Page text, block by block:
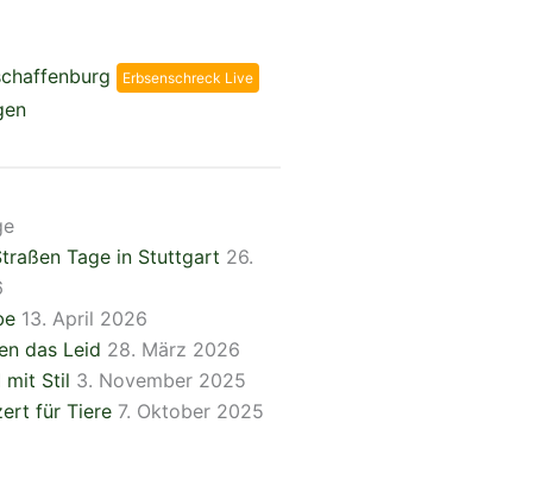
Erbsenschreck Live
Tage in Stuttgart 26.
13. April 2026
das Leid 28. März 2026
mit Stil 3. November 2025
für Tiere 7. Oktober 2025